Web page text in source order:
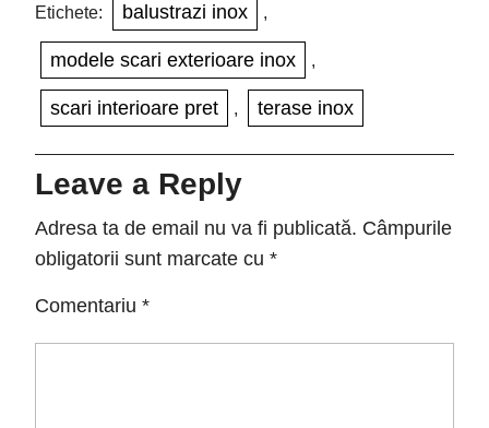
Etichete: balustrazi inox ,
modele scari exterioare inox ,
scari interioare pret , terase inox
Leave a Reply
Adresa ta de email nu va fi publicată. Câmpurile
obligatorii sunt marcate cu *
Comentariu *